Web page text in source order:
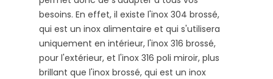
besoins. En effet, il existe l'inox 304 brossé,
qui est un inox alimentaire et qui s'utilisera
uniquement en intérieur, l'inox 316 brossé,
pour l'extérieur, et l'inox 316 poli miroir, plus
brillant que l'inox brossé, qui est un inox